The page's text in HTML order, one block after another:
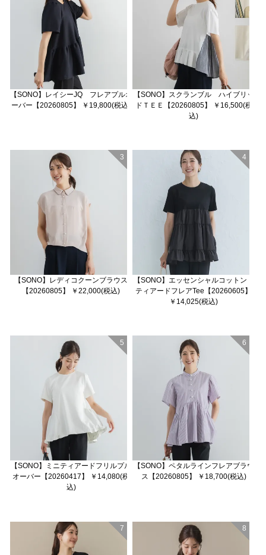
【SONO】レイシーJQ フレアプルオ
ーバー【20260805】 ￥19,800(税込)
【SONO】スクランブル ハイブリッ
ドＴＥＥ【20260805】 ￥16,500(税
込)
3
【SONO】レディコクーンブラウス
【20260805】 ￥22,000(税込)
4
【SONO】エッセンシャルコットン
ティアードフレアTee【20260605】
￥14,025(税込)
5
【SONO】ミニティアードフリルプル
オーバー【20260417】 ￥14,080(税
込)
6
【SONO】ペタルラインフレアブラウ
ス【20260805】 ￥18,700(税込)
7 8